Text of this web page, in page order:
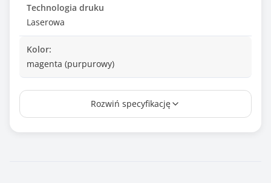
Technologia druku
Laserowa
Kolor:
magenta (purpurowy)
Wydajność*
Chip
Rozwiń specyfikację